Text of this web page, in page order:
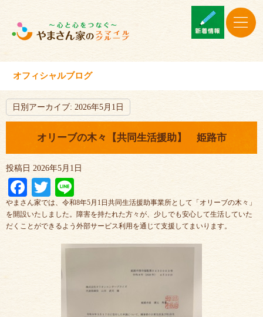
オフィシャルブログ
日別アーカイブ: 2026年5月1日
オリーブの木々【共同生活援助】 姫路市
投稿日 2026年5月1日
Facebook
Twitter
やまさん家では、令和8年5月1日共同生活援助事業所として「オリーブの木々」
を開設いたしました。障害を持たれた方々が、少しでも安心して生活していた
だくことができるよう外部サービス利用を通じて支援してまいります。